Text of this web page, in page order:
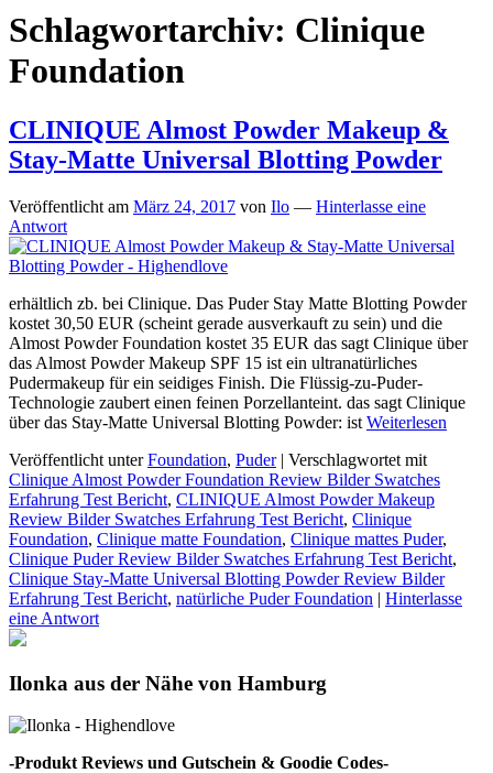
Schlagwortarchiv: Clinique
Foundation
CLINIQUE Almost Powder Makeup &
Stay-Matte Universal Blotting Powder
Veröffentlicht am März 24, 2017 von Ilo — Hinterlasse eine
Antwort
erhältlich zb. bei Clinique. Das Puder Stay Matte Blotting Powder
kostet 30,50 EUR (scheint gerade ausverkauft zu sein) und die
Almost Powder Foundation kostet 35 EUR das sagt Clinique über
das Almost Powder Makeup SPF 15 ist ein ultranatürliches
Pudermakeup für ein seidiges Finish. Die Flüssig-zu-Puder-
Technologie zaubert einen feinen Porzellanteint. das sagt Clinique
über das Stay-Matte Universal Blotting Powder: ist Weiterlesen
Veröffentlicht unter Foundation, Puder | Verschlagwortet mit
Clinique Almost Powder Foundation Review Bilder Swatches
Erfahrung Test Bericht, CLINIQUE Almost Powder Makeup
Review Bilder Swatches Erfahrung Test Bericht, Clinique
Foundation, Clinique matte Foundation, Clinique mattes Puder,
Clinique Puder Review Bilder Swatches Erfahrung Test Bericht,
Clinique Stay-Matte Universal Blotting Powder Review Bilder
Erfahrung Test Bericht, natürliche Puder Foundation | Hinterlasse
eine Antwort
Ilonka aus der Nähe von Hamburg
-Produkt Reviews und Gutschein & Goodie Codes-